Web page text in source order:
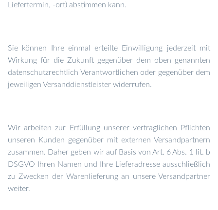
Liefertermin, -ort) abstimmen kann.
Sie können Ihre einmal erteilte Einwilligung jederzeit mit
Wirkung für die Zukunft gegenüber dem oben genannten
datenschutzrechtlich Verantwortlichen oder gegenüber dem
jeweiligen Versanddienstleister widerrufen.
Wir arbeiten zur Erfüllung unserer vertraglichen Pflichten
unseren Kunden gegenüber mit externen Versandpartnern
zusammen. Daher geben wir auf Basis von Art. 6 Abs. 1 lit. b
DSGVO Ihren Namen und Ihre Lieferadresse ausschließlich
zu Zwecken der Warenlieferung an unsere Versandpartner
weiter.